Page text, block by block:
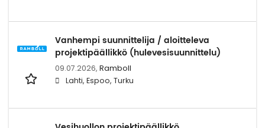
Vanhempi suunnittelija / aloitteleva
projektipäällikkö (hulevesisuunnittelu)
09.07.2026, Ramboll
Lahti, Espoo, Turku